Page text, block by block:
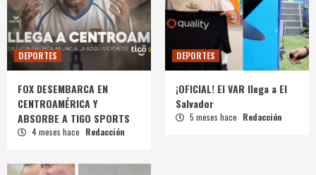
DEPORTES
FOX DESEMBARCA EN
CENTROAMÉRICA Y
ABSORBE A TIGO SPORTS
4 meses hace Redacción
DEPORTES
¡OFICIAL! El VAR llega a El
Salvador
5 meses hace Redacción